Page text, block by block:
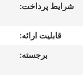
ما
تماس
شرایط پرداخت:
قابلیت ارائه:
برجسته: